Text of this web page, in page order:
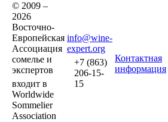
© 2009 –
2026
Восточно-
Европейская
Ассоциация
сомелье и
экспертов
входит в
Worldwide
Sommelier
Association
info@wine-
expert.org
+7 (863)
206-15-
15
Контактная
информация